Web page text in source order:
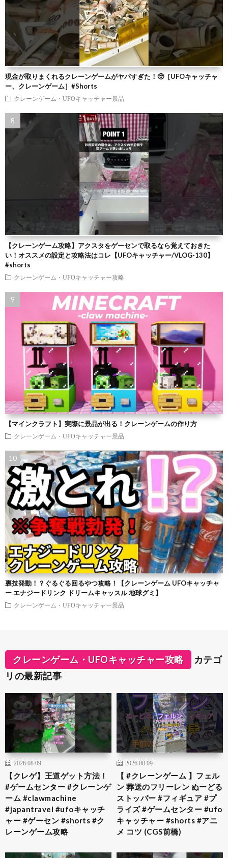
現金が取りまくれるクレーンゲームがヤバすぎた！🥺［UFOキャッチャ
ー、クレーンゲーム］#Shorts
クレーンゲーム・UFOキャッチャー景品
【クレーンゲーム攻略】アクスタをゲーセンで取るなら覚えておきた
い！オススメの設定と攻略法はコレ【UFOキャッチャー/VLOG-130】
#shorts
クレーンゲーム・UFOキャッチャー攻略
【マインクラフト】実際に景品が出る！クレーンゲームの作り方
クレーンゲーム・UFOキャッチャー景品
裏技発動！？ぐるぐる回るやつ攻略！【クレーンゲーム UFOキャッチャ
ー エナジードリンク ドリームキャッスル 地球グミ】
クレーンゲーム・UFOキャッチャー景品
クレーンゲーム・UFOキャッチャー攻略
カテゴ
リの最新記事
2026.08.09
【クレゲ】王道ゲット方法！
#ゲームセンター #クレーンゲ
ーム #clawmachine
#japantravel #ufoキャッチ
ャー #ゲーセン #shorts #ク
レーンゲーム攻略
2026.08.09
【 #クレーンゲーム 】フェル
ン 葬送のフリーレン ぬーどる
ストッパー #フィギュア #プ
ライズ #ゲームセンター #ufo
キャッチャー #shorts #アニ
メ コツ (CGS前橋)